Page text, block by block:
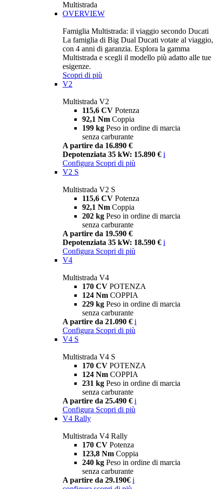
Multistrada
OVERVIEW
Famiglia Multistrada: il viaggio secondo Ducati
La famiglia di Big Dual Ducati votate al viaggio,
con 4 anni di garanzia. Esplora la gamma
Multistrada e scegli il modello più adatto alle tue
esigenze.
Scopri di più
V2
Multistrada V2
115,6 CV Potenza
92,1 Nm Coppia
199 kg Peso in ordine di marcia
senza carburante
A partire da 16.890 €
Depotenziata 35 kW: 15.890 € i
Configura Scopri di più
V2 S
Multistrada V2 S
115,6 CV Potenza
92,1 Nm Coppia
202 kg Peso in ordine di marcia
senza carburante
A partire da 19.590 €
Depotenziata 35 kW: 18.590 € i
Configura Scopri di più
V4
Multistrada V4
170 CV POTENZA
124 Nm COPPIA
229 kg Peso in ordine di marcia
senza carburante
A partire da 21.090 € i
Configura Scopri di più
V4 S
Multistrada V4 S
170 CV POTENZA
124 Nm COPPIA
231 kg Peso in ordine di marcia
senza carburante
A partire da 25.490 € i
Configura Scopri di più
V4 Rally
Multistrada V4 Rally
170 CV Potenza
123,8 Nm Coppia
240 kg Peso in ordine di marcia
senza carburante
A partire da 29.190€ i